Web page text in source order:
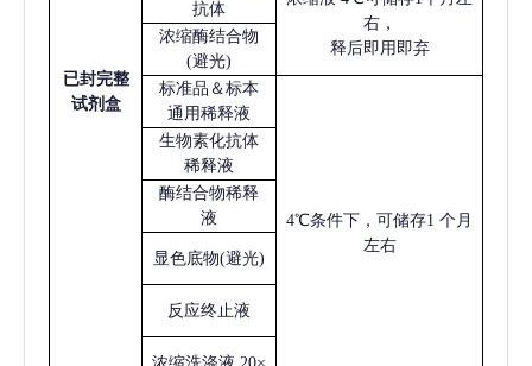
已封完整
试剂盒
抗体
右，
释后即用即弃
浓缩酶结合物
(避光)
标准品＆标本
通用稀释液
4℃条件下，可储存1 个月
左右
生物素化抗体
稀释液
酶结合物稀释
液
显色底物(避光)
反应终止液